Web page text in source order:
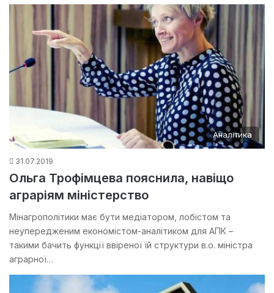
Аналітика
31.07.2019
Ольга Трофімцева пояснила, навіщо
аграріям міністерство
Мінагрополітики має бути медіатором, лобістом та
неупередженим економістом-аналітиком для АПК –
такими бачить функції ввіреної їй структури в.о. міністра
аграрної…